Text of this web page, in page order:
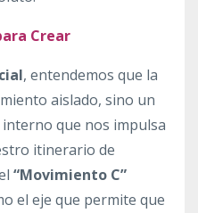
Crear
, entendemos que la
aislado, sino un
que nos impulsa
itinerario de
“Movimiento C”
el eje que permite que